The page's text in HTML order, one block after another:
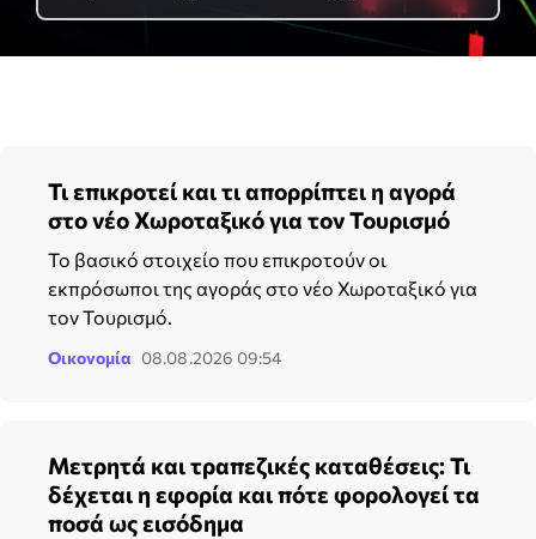
Τι επικροτεί και τι απορρίπτει η αγορά
στο νέο Χωροταξικό για τον Τουρισμό
Το βασικό στοιχείο που επικροτούν οι
εκπρόσωποι της αγοράς στο νέο Χωροταξικό για
τον Τουρισμό.
Οικονομία 08.08.2026 09:54
Μετρητά και τραπεζικές καταθέσεις: Τι
δέχεται η εφορία και πότε φορολογεί τα
ποσά ως εισόδημα